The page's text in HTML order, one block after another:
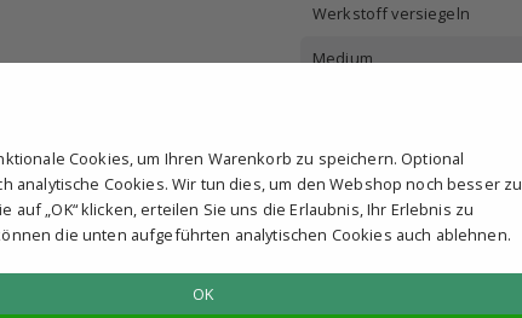
Werkstoff versiegeln
Medium
Cookies, um Ihren Warenkorb zu speichern. Optional
analytische Cookies. Wir tun dies, um den Webshop noch besser zu
auf „OK“ klicken, erteilen Sie uns die Erlaubnis, Ihr Erlebnis zu
die unten aufgeführten analytischen Cookies auch ablehnen.
OK